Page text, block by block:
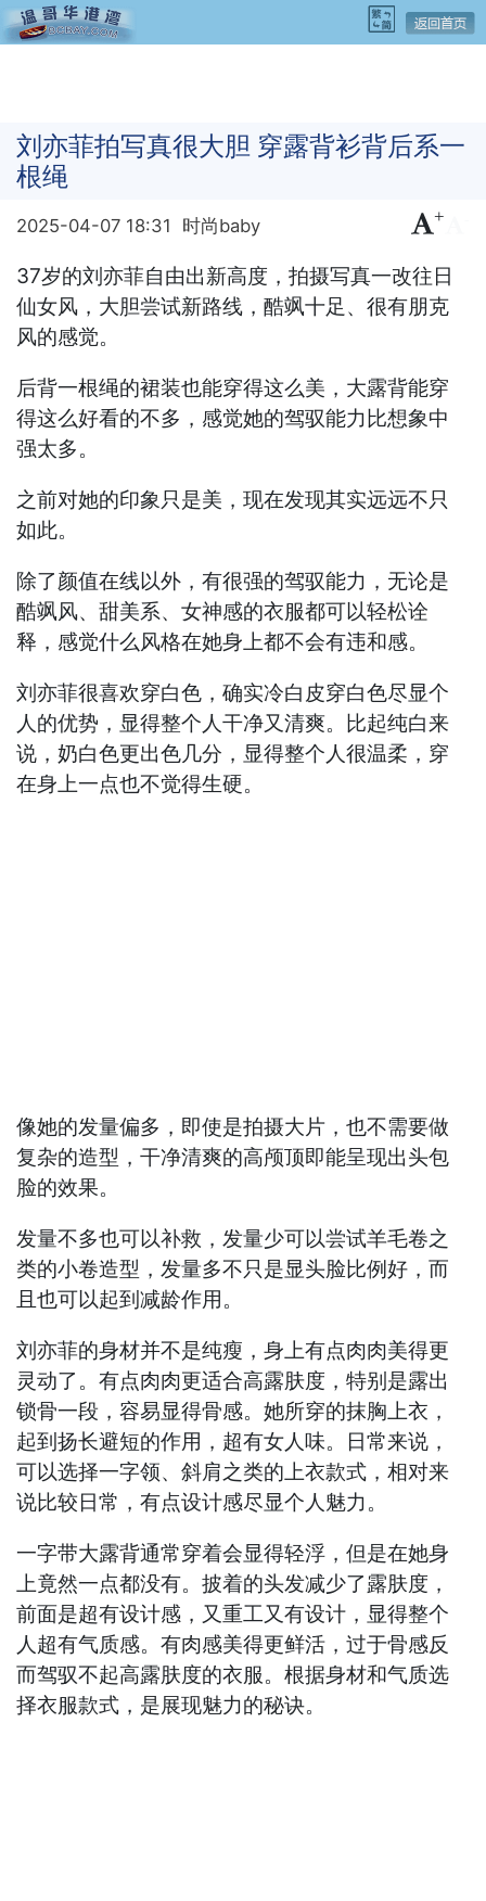
刘亦菲拍写真很大胆 穿露背衫背后系一
根绳
2025-04-07 18:31 时尚baby +
37岁的刘亦菲自由出新高度，拍摄写真一改往日
仙女风，大胆尝试新路线，酷飒十足、很有朋克
风的感觉。
后背一根绳的裙装也能穿得这么美，大露背能穿
得这么好看的不多，感觉她的驾驭能力比想象中
强太多。
之前对她的印象只是美，现在发现其实远远不只
如此。
除了颜值在线以外，有很强的驾驭能力，无论是
酷飒风、甜美系、女神感的衣服都可以轻松诠
释，感觉什么风格在她身上都不会有违和感。
刘亦菲很喜欢穿白色，确实冷白皮穿白色尽显个
人的优势，显得整个人干净又清爽。比起纯白来
说，奶白色更出色几分，显得整个人很温柔，穿
在身上一点也不觉得生硬。
像她的发量偏多，即使是拍摄大片，也不需要做
复杂的造型，干净清爽的高颅顶即能呈现出头包
脸的效果。
发量不多也可以补救，发量少可以尝试羊毛卷之
类的小卷造型，发量多不只是显头脸比例好，而
且也可以起到减龄作用。
刘亦菲的身材并不是纯瘦，身上有点肉肉美得更
灵动了。有点肉肉更适合高露肤度，特别是露出
锁骨一段，容易显得骨感。她所穿的抹胸上衣，
起到扬长避短的作用，超有女人味。日常来说，
可以选择一字领、斜肩之类的上衣款式，相对来
说比较日常，有点设计感尽显个人魅力。
一字带大露背通常穿着会显得轻浮，但是在她身
上竟然一点都没有。披着的头发减少了露肤度，
前面是超有设计感，又重工又有设计，显得整个
人超有气质感。有肉感美得更鲜活，过于骨感反
而驾驭不起高露肤度的衣服。根据身材和气质选
择衣服款式，是展现魅力的秘诀。